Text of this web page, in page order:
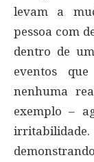
levam a
pessoa com
dentro de
eventos
nenhuma
exemplo –